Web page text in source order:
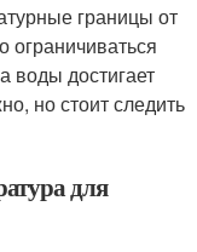
границы от
ограничиваться
воды достигает
но стоит следить
для